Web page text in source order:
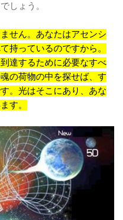
しょう。
せん。あなたはアセンシ
持っているのですから。
達するために必要なすべ
の荷物の中を探せば、す
。光はそこにあり、あな
す。